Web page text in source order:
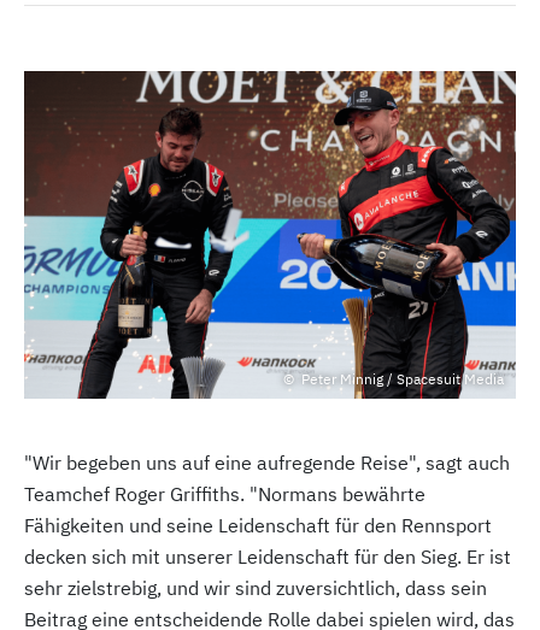
Peter Minnig / Spacesuit Media
"Wir begeben uns auf eine aufregende Reise", sagt auch
Teamchef Roger Griffiths. "Normans bewährte
Fähigkeiten und seine Leidenschaft für den Rennsport
decken sich mit unserer Leidenschaft für den Sieg. Er ist
sehr zielstrebig, und wir sind zuversichtlich, dass sein
Beitrag eine entscheidende Rolle dabei spielen wird, das